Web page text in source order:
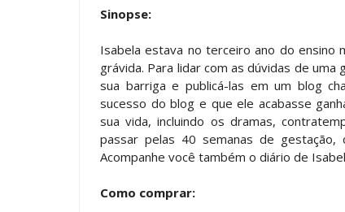
Sinopse:
Isabela estava no terceiro ano do ensino
grávida. Para lidar com as dúvidas de
sua barriga e publicá-las em um blog
sucesso do blog e que ele acabasse
sua vida, incluindo os dramas,
passar pelas 40 semanas de gestação,
Acompanhe você também o diário de
Como comprar: